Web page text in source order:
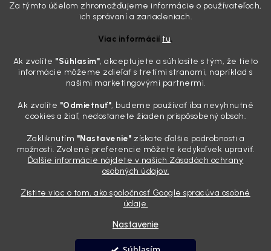
Za týmto účelom zhromažďujeme informácie o používateľoch,
ich správaní a zariadeniach.
Viac informáciítu.
Ak zvolíte "Súhlasím", akceptujete a súhlasíte s tým, že tieto
informácie môžeme zdieľať s tretími stranami, napríklad s
našimi marketingovými partnermi.
Ak zvolíte "Odmietnuť", budeme používať iba nevyhnutné
cookies a žiaľ, nedostanete žiaden prispôsobený obsah.
Zakliknutím "Nastavenie" získate ďalšie podrobnosti a
možnosti. Zvolené preferencie môžete kedykoľvek upraviť.
Ďalšie informácie nájdete v našich Zásadách ochrany
osobných údajov.
Zistite viac o tom, ako spoločnosť Google spracúva osobné
údaje.
Nastavenie
svoje, plexisklo začne svetlo rozptyľovať namiesto to...
Zabudnite na handru. Ak chcete mať auto naozaj čisté,
Poznáte ten moment. Vonku svieti slnko, vy sedíte v čerstvo
„upratanom“ aute, no pri pohľade na palubnú dosku vás ide poraziť. V
mriežkach ventilácie, okolo tlačidiel a v švíkoch sedačiek na vás stále
drzo pozerá prach. Handra ani vysávač tam jednodu...
Detailing nemusí stáť výplatu: 5 kúskov autokozmetiky,
31.7.2026
Sobotné ráno, káva v ruke a pred vami zaprášená kapota. Pre
niekoho nuda, pre nás najlepší relax. Lenže keď si v košíku spočítate
pokaziť náladu. Dobrá správa je, že aj profi výbava ...
Vytvoril Shoptet